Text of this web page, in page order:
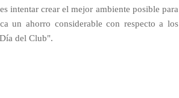
intentar crear el mejor ambiente posible para
un ahorro considerable con respecto a los
del Club".